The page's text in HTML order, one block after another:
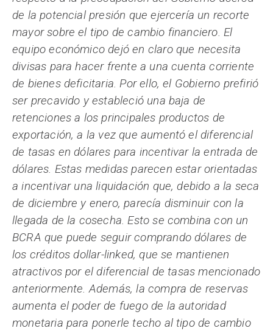
de la potencial presión que ejercería un recorte
mayor sobre el tipo de cambio financiero. El
equipo económico dejó en claro que necesita
divisas para hacer frente a una cuenta corriente
de bienes deficitaria. Por ello, el Gobierno prefirió
ser precavido y estableció una baja de
retenciones a los principales productos de
exportación, a la vez que aumentó el diferencial
de tasas en dólares para incentivar la entrada de
dólares. Estas medidas parecen estar orientadas
a incentivar una liquidación que, debido a la seca
de diciembre y enero, parecía disminuir con la
llegada de la cosecha. Esto se combina con un
BCRA que puede seguir comprando dólares de
los créditos dollar-linked, que se mantienen
atractivos por el diferencial de tasas mencionado
anteriormente. Además, la compra de reservas
aumenta el poder de fuego de la autoridad
monetaria para ponerle techo al tipo de cambio